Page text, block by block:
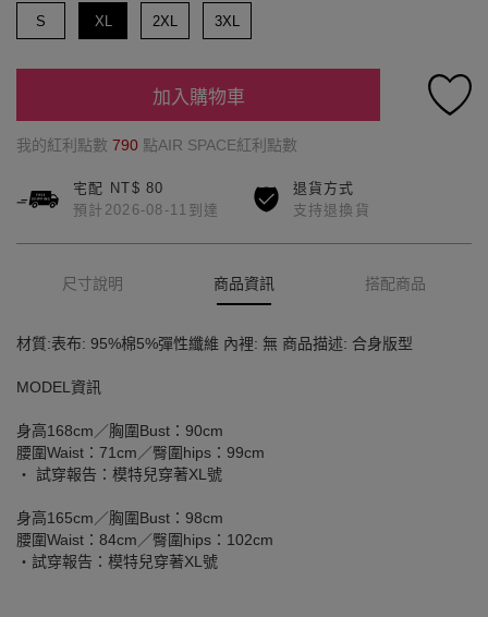
S XL 2XL 3XL
加入購物車
我的紅利點數 790 點AIR SPACE紅利點數
宅配 NT$ 80
預計2026-08-11到達
退貨方式
支持退換貨
尺寸說明 商品資訊 搭配商品
材質:表布: 95%棉5%彈性纖維 內裡: 無 商品描述: 合身版型
MODEL資訊
身高168cm／胸圍Bust：90cm
腰圍Waist：71cm／臀圍hips：99cm
‧ 試穿報告：模特兒穿著XL號
身高165cm／胸圍Bust：98cm
腰圍Waist：84cm／臀圍hips：102cm
‧試穿報告：模特兒穿著XL號